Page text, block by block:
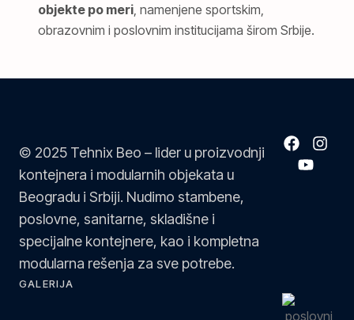
objekte po meri, namenjene sportskim,
obrazovnim i poslovnim institucijama širom Srbije.
© 2025 Tehnix Beo – lider u proizvodnji
kontejnera i modularnih objekata u
Beogradu i Srbiji. Nudimo stambene,
poslovne, sanitarne, skladišne i
specijalne kontejnere, kao i kompletna
modularna rešenja za sve potrebe.
GALERIJA